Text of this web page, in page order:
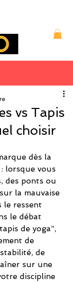
vs Tapis
choisir
dès la
lorsque vous
des ponts ou
la mauvaise
le ressent
le débat
de yoga”,
de
de
sur une
discipline